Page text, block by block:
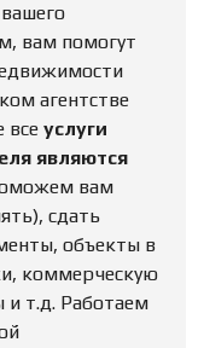
вам помогут
агентстве
все услуги
являются
вам
сдать
объекты в
коммерческую
и т.д. Работаем